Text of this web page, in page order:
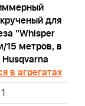
для
"Whisper
15 метров, в
в агрегатах
1